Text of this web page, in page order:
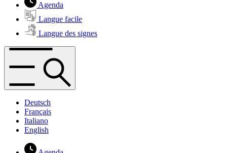
Agenda
Langue facile
Langue des signes
Deutsch
Français
Italiano
English